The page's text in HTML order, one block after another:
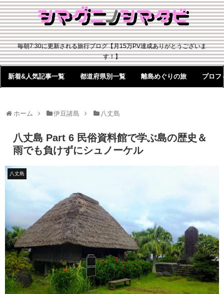
毎朝7:30に更新される旅行ブログ【月15万PV達成ありがとうございま
す！】
新着&人気記事一覧 都道府県別一覧 離島めぐりの旅 プロフ
ホーム 伊豆諸島 八丈島
八丈島 Part 6 民俗資料館で学ぶ島の歴史＆
雨でも負けずにシュノーケル
八丈島